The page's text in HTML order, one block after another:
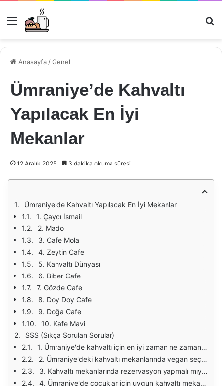
Menü
Anasayfa /Genel
Ümraniye’de Kahvaltı
Yapılacak En İyi
Mekanlar
12 Aralık 2025 3 dakika okuma süresi
Ümraniye'de Kahvaltı Yapılacak En İyi Mekanlar
1. Çaycı İsmail
2. Mado
3. Cafe Mola
4. Zeytin Cafe
5. Kahvaltı Dünyası
6. Biber Cafe
7. Gözde Cafe
8. Doy Doy Cafe
9. Doğa Cafe
10. Kafe Mavi
SSS (Sıkça Sorulan Sorular)
1. Ümraniye'de kahvaltı için en iyi zaman ne zamandır?
2. Ümraniye'deki kahvaltı mekanlarında vegan seçenekler var mı?
3. Kahvaltı mekanlarında rezervasyon yapmalı mıyım?
4. Ümraniye'de çocuklar için uygun kahvaltı mekanları var mı?